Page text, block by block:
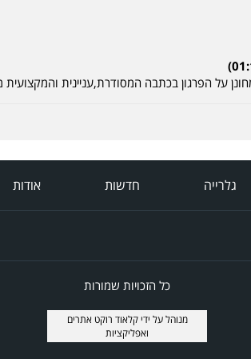
על הפרגון בכתבה המסודרת,עניינית
גלרייה חדשות אודות
כל הזכויות שמורות
מנוהל על ידיקלאוד רוקט אתרים
ואפליקציות